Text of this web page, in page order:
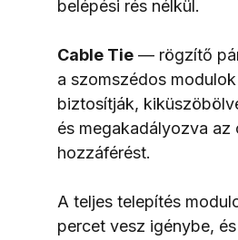
belépési rés nélkül.
Cable Tie — rögzítő
a szomszédos
biztosítják,
és megakadályozva az
hozzáférést.
A teljes telepítés
percet vesz igénybe,